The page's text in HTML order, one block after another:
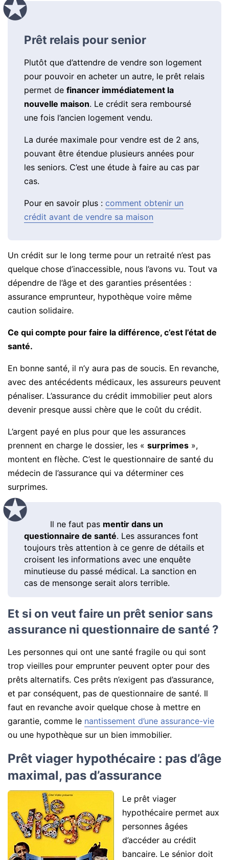
Prêt relais pour senior
Plutôt que d’attendre de vendre son logement
pour pouvoir en acheter un autre, le prêt relais
permet de financer immédiatement la
nouvelle maison. Le crédit sera remboursé
une fois l’ancien logement vendu.
La durée maximale pour vendre est de 2 ans,
pouvant être étendue plusieurs années pour
les seniors. C’est une étude à faire au cas par
cas.
Pour en savoir plus : comment obtenir un
crédit avant de vendre sa maison
Un crédit sur le long terme pour un retraité n’est pas
quelque chose d’inaccessible, nous l’avons vu. Tout va
dépendre de l’âge et des garanties présentées :
assurance emprunteur, hypothèque voire même
caution solidaire.
Ce qui compte pour faire la différence, c’est l’état de
santé.
En bonne santé, il n’y aura pas de soucis. En revanche,
avec des antécédents médicaux, les assureurs peuvent
pénaliser. L’assurance du crédit immobilier peut alors
devenir presque aussi chère que le coût du crédit.
L’argent payé en plus pour que les assurances
prennent en charge le dossier, les « surprimes »,
montent en flèche. C’est le questionnaire de santé du
médecin de l’assurance qui va déterminer ces
surprimes.
Il ne faut pas mentir dans un
questionnaire de santé. Les assurances font
toujours très attention à ce genre de détails et
croisent les informations avec une enquête
minutieuse du passé médical. La sanction en
cas de mensonge serait alors terrible.
Et si on veut faire un prêt senior sans
assurance ni questionnaire de santé ?
Les personnes qui ont une santé fragile ou qui sont
trop vieilles pour emprunter peuvent opter pour des
prêts alternatifs. Ces prêts n’exigent pas d’assurance,
et par conséquent, pas de questionnaire de santé. Il
faut en revanche avoir quelque chose à mettre en
garantie, comme le nantissement d’une assurance-vie
ou une hypothèque sur un bien immobilier.
Prêt viager hypothécaire : pas d’âge
maximal, pas d’assurance
Le prêt viager
hypothécaire permet aux
personnes âgées
d’accéder au crédit
bancaire. Le sénior doit